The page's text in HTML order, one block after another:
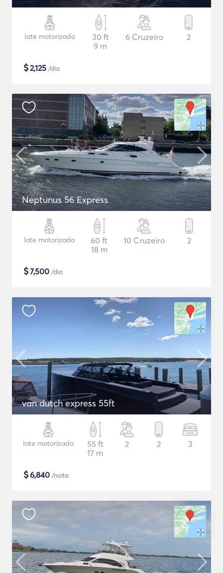
Iate motorizado
30 ft
9 m
6 Cruzeiro 2
$2,125 /dia
Neptunus 56 Express
Iate motorizado
60 ft
18 m
10 Cruzeiro 2
$7,500 /dia
van dutch express 55ft
Iate motorizado
55 ft
17 m
2 2 3
$6,840 /noite